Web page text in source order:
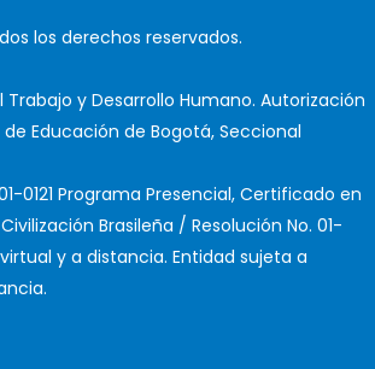
los derechos reservados.
y Desarrollo Humano. Autorización
Educación de Bogotá, Seccional
0121 Programa Presencial, Certificado en
Brasileña / Resolución No. 01-
y a distancia. Entidad sujeta a